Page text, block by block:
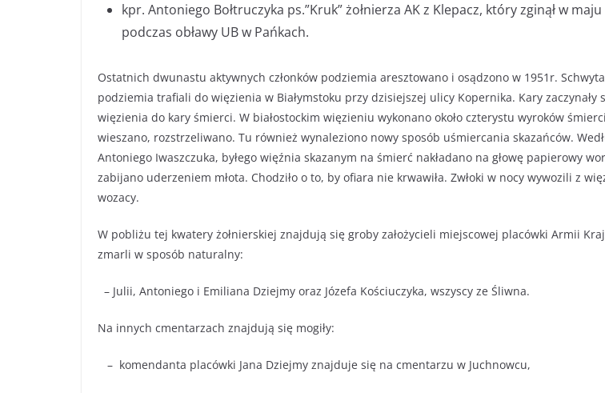
kpr. Antoniego Bołtruczyka ps.”Kruk” żołnierza AK z Klepacz, który zginął w
podczas obławy UB w Pańkach.
Ostatnich dwunastu aktywnych członków podziemia aresztowano i osądzono w 1951r.
podziemia trafiali do więzienia w Białymstoku przy dzisiejszej ulicy Kopernika. Kary zaczynały
więzienia do kary śmierci. W białostockim więzieniu wykonano około czterystu wyroków
wieszano, rozstrzeliwano. Tu również wynaleziono nowy sposób uśmiercania skazańców.
Antoniego Iwaszczuka, byłego więźnia skazanym na śmierć nakładano na głowę papierowy
zabijano uderzeniem młota. Chodziło o to, by ofiara nie krwawiła. Zwłoki w nocy wywozili z
wozacy.
W pobliżu tej kwatery żołnierskiej znajdują się groby założycieli miejscowej placówki Armii
zmarli w sposób naturalny:
– Julii, Antoniego i Emiliana Dziejmy oraz Józefa Kościuczyka, wszyscy ze Śliwna.
Na innych cmentarzach znajdują się mogiły:
– komendanta placówki Jana Dziejmy znajduje się na cmentarzu w Juchnowcu,